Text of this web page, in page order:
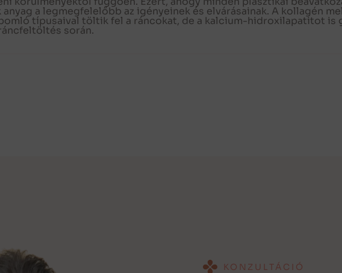
a legmegfelelőbb az igényeinek és elvárásainak. A kollagén
típusaival töltik fel a ráncokat, de a kalcium-hidroxilapatitot is
során.
KONZULTÁCIÓ